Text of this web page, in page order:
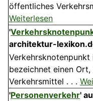
öffentliches
Weiterlesen
'
architektur-
bezeichnet einen
Verkehrsmittel . . .
'Personenverkehr'